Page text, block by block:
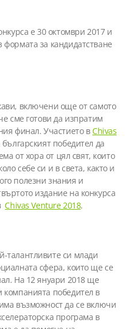
е 30 октомври 2017 и
за кандидатстване
включени още от самото
сме готови да изпратим
финал. Участието вChivas
победител да
от хора от цял свят, които
себе си и в света, както и
полезни знания и
издание на конкурса
Chivas Venture 2018.
талантливите си млади
сфера, които ще се
На 12 януари 2018 ще
компанията победител в
възможност да се включи
програма в